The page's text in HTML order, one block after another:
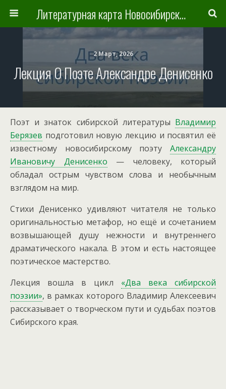
Литературная карта Новосибирска и Новосибирской области
2 Март, 2026
Лекция О Поэте Александре Денисенко
Поэт и знаток сибирской литературы Владимир
Берязев подготовил новую лекцию и посвятил её
известному новосибирскому поэту Александру
Ивановичу Денисенко — человеку, который
обладал острым чувством слова и необычным
взглядом на мир.
Стихи Денисенко удивляют читателя не только
оригинальностью метафор, но ещё и сочетанием
возвышающей душу нежности и внутреннего
драматического накала. В этом и есть настоящее
поэтическое мастерство.
Лекция вошла в цикл «Два века сибирской
поэзии», в рамках которого Владимир Алексеевич
рассказывает о творческом пути и судьбах поэтов
Сибирского края.